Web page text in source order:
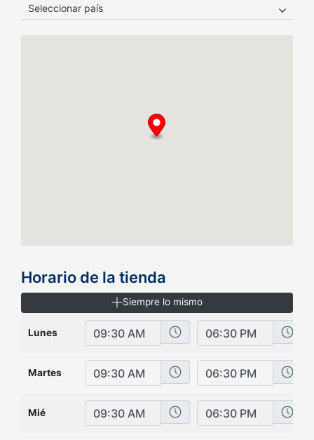
Seleccionar país
Horario de la tienda
Siempre lo mismo
Lunes
Hora de inicio Hora de cierre
Martes
Hora de inicio Hora de cierre
Mié
Hora de inicio Hora de cierre